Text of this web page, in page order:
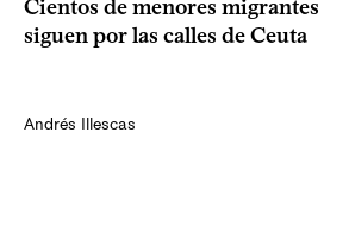
Cientos de menores migrantes
siguen por las calles de Ceuta
Andrés Illescas